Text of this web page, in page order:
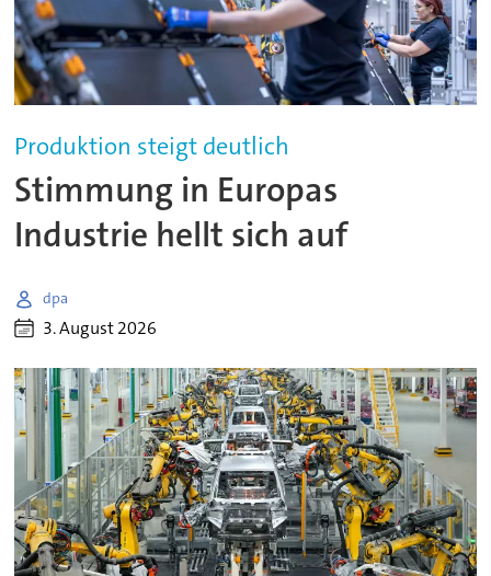
Produktion steigt deutlich
Stimmung in Europas
Industrie hellt sich auf
dpa
3. August 2026